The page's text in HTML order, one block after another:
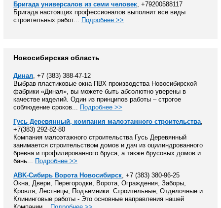
Бригада универсалов из семи человек, +79200588117
Бригада настоящих профессионалов выполнит все виды
строительных работ... Подробнее >>
Новосибирская область
Динал, +7 (383) 388-47-12
Выбрав пластиковые окна ПВХ производства Новосибирской
фабрики «Динал», вы можете быть абсолютно уверены в
качестве изделий. Один из принципов работы – строгое
соблюдение сроков... Подробнее >>
Гусь Деревянный, компания малоэтажного строительства,
+7(383) 292-82-80
Компания малоэтажного строительства Гусь Деревянный
занимается строительством домов и дач из оцилиндрованного
бревна и профилированного бруса, а также брусовых домов и
бань... Подробнее >>
ABK-Сибирь Ворота Новосибирск, +7 (383) 380-96-25
Окна, Двери, Перегородки, Ворота, Ограждения, Заборы,
Кровля, Лестницы, Подъемники. Строительные, Отделочные и
Клининговые работы - Это основные направления нашей